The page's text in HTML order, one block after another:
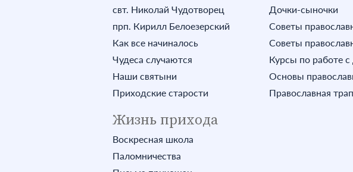
свт. Николай Чудотворец
прп. Кирилл Белоезерский
Как все начиналось
Чудеса случаются
Наши святыни
Приходские старости
Жизнь прихода
Воскресная школа
Паломничества
Дочки-сыночки
Советы
Советы
Курсы по работе
Основы
Православная